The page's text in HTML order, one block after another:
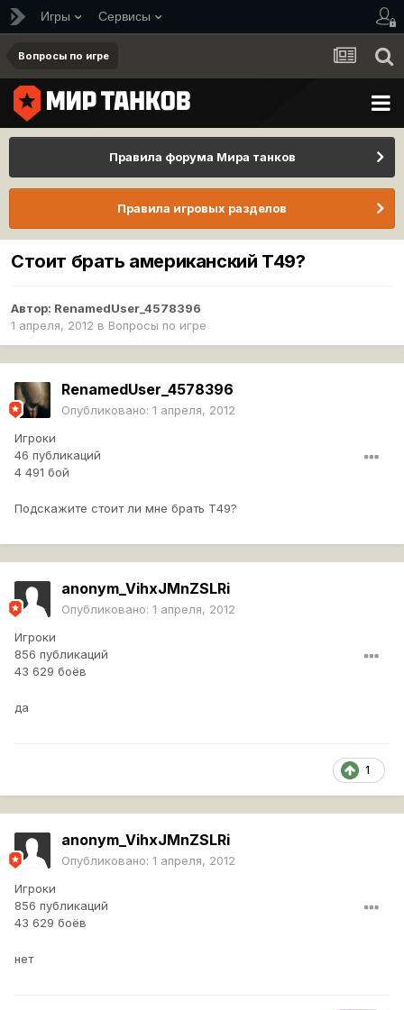
Игры Сервисы
Вопросы по игре
Правила форума Мира танков
Правила игровых разделов
Стоит брать американский T49?
Автор: RenamedUser_4578396
1 апреля, 2012 в Вопросы по игре
RenamedUser_4578396
Опубликовано: 1 апреля, 2012
Игроки
46 публикаций
4 491 бой
Подскажите стоит ли мне брать Т49?
anonym_VihxJMnZSLRi
Опубликовано: 1 апреля, 2012
Игроки
856 публикаций
43 629 боёв
да
1
anonym_VihxJMnZSLRi
Опубликовано: 1 апреля, 2012
Игроки
856 публикаций
43 629 боёв
нет